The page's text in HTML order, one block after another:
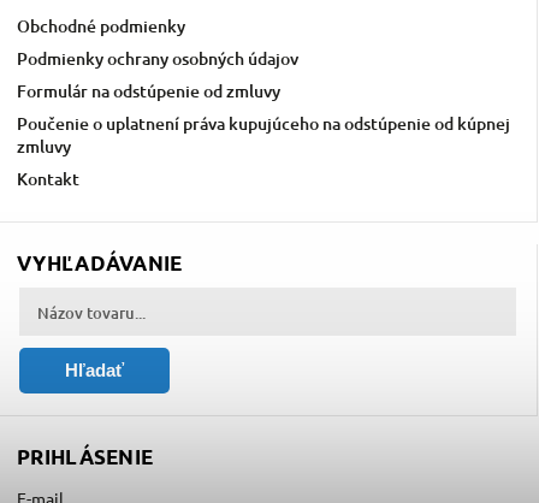
Obchodné podmienky
Podmienky ochrany osobných údajov
Formulár na odstúpenie od zmluvy
Poučenie o uplatnení práva kupujúceho na odstúpenie od kúpnej
zmluvy
Kontakt
VYHĽADÁVANIE
Hľadať
PRIHLÁSENIE